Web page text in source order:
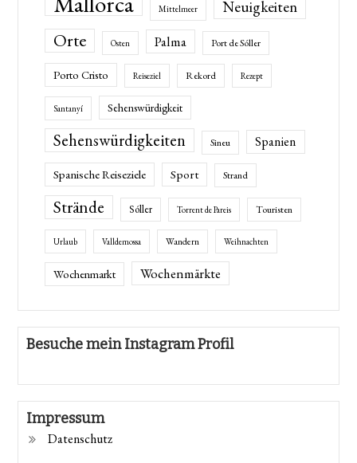
Mittelmeer Neuigkeiten
Orte Osten Palma Port de Sóller
Porto Cristo Reiseziel Rekord Rezept
Santanyí Sehenswürdigkeit
Sehenswürdigkeiten Sineu Spanien
Spanische Reiseziele Sport Strand
Strände Sóller Torrent de Pareis Touristen
Urlaub Valldemossa Wandern Weihnachten
Wochenmarkt Wochenmärkte
Besuche mein Instagram Profil
Impressum
Datenschutz